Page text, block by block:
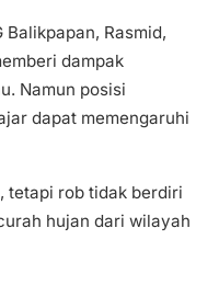
Balikpapan, Rasmid,
dampak
Namun posisi
dapat memengaruhi
tetapi rob tidak berdiri
hujan dari wilayah